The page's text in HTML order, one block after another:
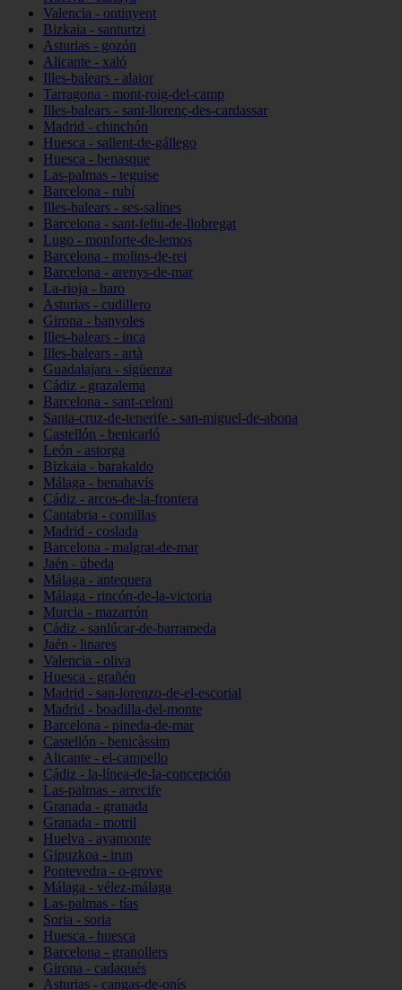
Valencia - ontinyent
Bizkaia - santurtzi
Asturias - gozón
Alicante - xaló
Illes-balears - alaior
Tarragona - mont-roig-del-camp
Illes-balears - sant-llorenç-des-cardassar
Madrid - chinchón
Huesca - sallent-de-gállego
Huesca - benasque
Las-palmas - teguise
Barcelona - rubí
Illes-balears - ses-salines
Barcelona - sant-feliu-de-llobregat
Lugo - monforte-de-lemos
Barcelona - molins-de-rei
Barcelona - arenys-de-mar
La-rioja - haro
Asturias - cudillero
Girona - banyoles
Illes-balears - inca
Illes-balears - artà
Guadalajara - sigüenza
Cádiz - grazalema
Barcelona - sant-celoni
Santa-cruz-de-tenerife - san-miguel-de-abona
Castellón - benicarló
León - astorga
Bizkaia - barakaldo
Málaga - benahavís
Cádiz - arcos-de-la-frontera
Cantabria - comillas
Madrid - coslada
Barcelona - malgrat-de-mar
Jaén - úbeda
Málaga - antequera
Málaga - rincón-de-la-victoria
Murcia - mazarrón
Cádiz - sanlúcar-de-barrameda
Jaén - linares
Valencia - oliva
Huesca - grañén
Madrid - san-lorenzo-de-el-escorial
Madrid - boadilla-del-monte
Barcelona - pineda-de-mar
Castellón - benicàssim
Alicante - el-campello
Cádiz - la-línea-de-la-concepción
Las-palmas - arrecife
Granada - granada
Granada - motril
Huelva - ayamonte
Gipuzkoa - irun
Pontevedra - o-grove
Málaga - vélez-málaga
Las-palmas - tías
Soria - soria
Huesca - huesca
Barcelona - granollers
Girona - cadaqués
Asturias - cangas-de-onís